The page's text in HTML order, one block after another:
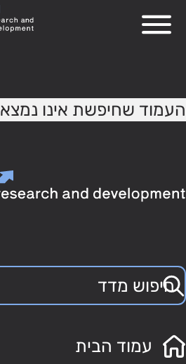
העמוד שחיפשת אינו נמצא
עמוד הבית